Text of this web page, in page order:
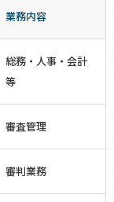
業務内容
総務・人事・会計
等
審査管理
審判業務